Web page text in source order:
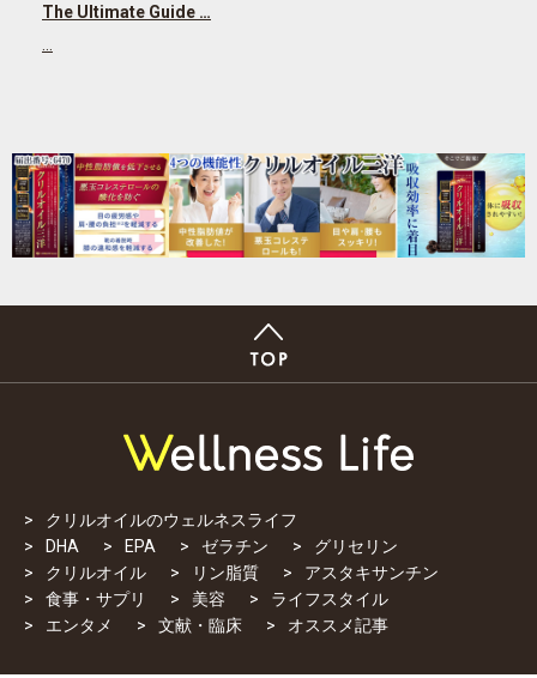
The Ultimate Guide …
クリルオイルのウェルネスライフ
DHA
EPA ゼラチン
グリセリン
クリルオイル
リン脂質
アスタキサンチン
食事・サプリ
美容
ライフスタイル
エンタメ
文献・臨床 オススメ記事